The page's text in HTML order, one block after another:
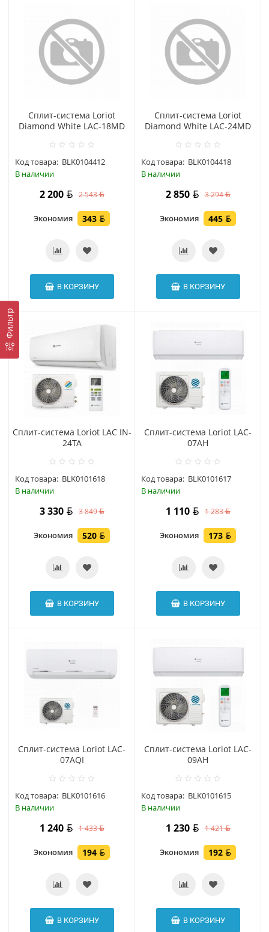
Фильтр
Сплит-система Loriot
Diamond White LAC-18MD
Код товара: BLK0104412
В наличии
2 200 2 543
Экономия 343
В КОРЗИНУ
Сплит-система Loriot
Diamond White LAC-24MD
Код товара: BLK0104418
В наличии
2 850 3 294
Экономия 445
В КОРЗИНУ
Сплит-система Loriot LAC IN-
24TA
Код товара: BLK0101618
В наличии
3 330 3 849
Экономия 520
В КОРЗИНУ
Сплит-система Loriot LAC-
07AH
Код товара: BLK0101617
В наличии
1 110 1 283
Экономия 173
В КОРЗИНУ
Сплит-система Loriot LAC-
07AQI
Код товара: BLK0101616
В наличии
1 240 1 433
Экономия 194
В КОРЗИНУ
Сплит-система Loriot LAC-
09AH
Код товара: BLK0101615
В наличии
1 230 1 421
Экономия 192
В КОРЗИНУ